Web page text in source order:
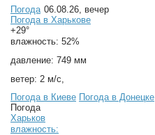
Погода 06.08.26, вечер
Погода в Харькове
+29°
влажность: 52%
давление: 749 мм
ветер: 2 м/с,
Погода в Киеве Погода в Донецке
Погода
Харьков
влажность: